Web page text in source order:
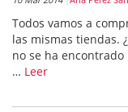
Todos vamos a
las mismas tiendas.
no se ha encontrado
… Leer